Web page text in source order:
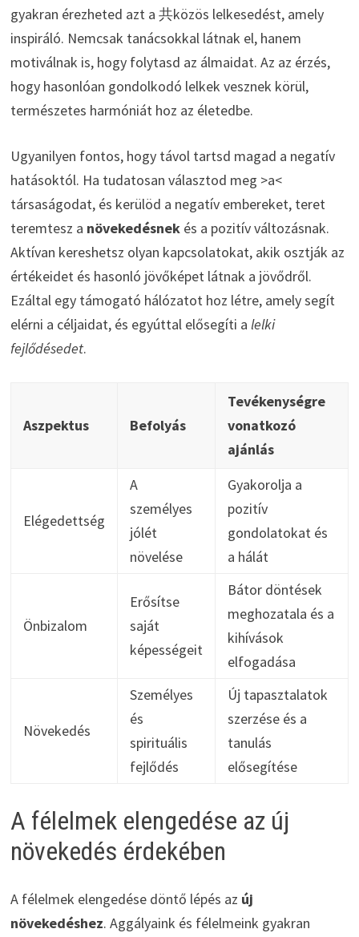
gyakran érezheted azt a 共közös lelkesedést, amely
inspiráló. Nemcsak tanácsokkal látnak el, hanem
motiválnak is, hogy folytasd az álmaidat. Az az érzés,
hogy hasonlóan gondolkodó lelkek vesznek körül,
természetes harmóniát hoz az életedbe.
Ugyanilyen fontos, hogy távol tartsd magad a negatív
hatásoktól. Ha tudatosan választod meg >a<
társaságodat, és kerülöd a negatív embereket, teret
teremtesz a növekedésnekés a pozitív változásnak.
Aktívan kereshetsz olyan kapcsolatokat, akik osztják az
értékeidet és hasonló jövőképet látnak a jövődről.
Ezáltal egy támogató hálózatot hoz létre, amely segít
elérni a céljaidat, és egyúttal elősegíti a lelki
fejlődésedet.
Aszpektus Befolyás
Tevékenységre
vonatkozó
ajánlás
Elégedettség
A
személyes
jólét
növelése
Gyakorolja a
pozitív
gondolatokat és
a hálát
Önbizalom
Erősítse
saját
képességeit
Bátor döntések
meghozatala és a
kihívások
elfogadása
Növekedés
Személyes
és
spirituális
fejlődés
Új tapasztalatok
szerzése és a
tanulás
elősegítése
A félelmek elengedése az új
növekedés érdekében
A félelmek elengedése döntő lépés az új
növekedéshez. Aggályaink és félelmeink gyakran